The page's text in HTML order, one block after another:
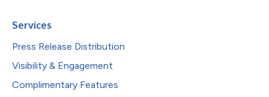
Services
Press Release Distribution
Visibility & Engagement
Complimentary Features